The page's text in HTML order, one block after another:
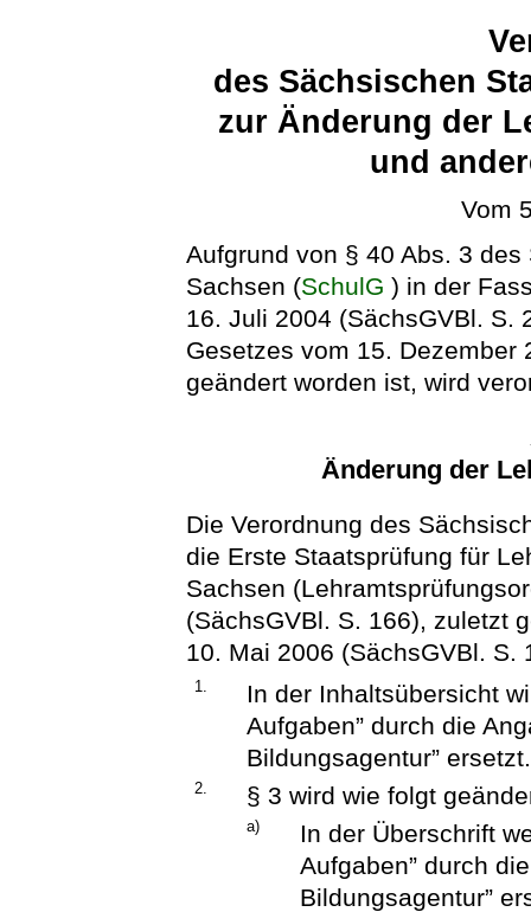
des Sächsischen
zur Änderung der
und
Vom
Aufgrund von § 40 Abs. 3
Sachsen (SchulG ) in der
16. Juli 2004 (SächsGVBl. S.
Gesetzes vom 15. Dezember
geändert worden ist, wird
Änderung der
Die Verordnung des
die Erste Staatsprüfung für
Sachsen
(SächsGVBl. S. 166), zuletzt
10. Mai 2006 (SächsGVBl. S.
1.
In der Inhaltsübersicht
Aufgaben” durch die
Bildungsagentur” ersetzt.
2. § 3 wird wie folgt
a)
In der Überschrift
Aufgaben” durch
Bildungsagentur”